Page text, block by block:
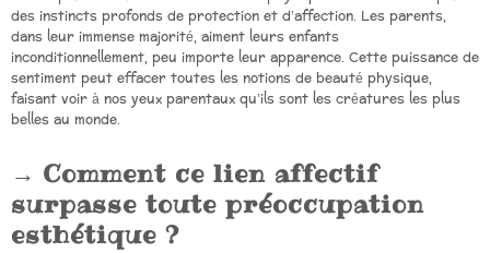
des instincts profonds de protection et d’affection. Les parents,
dans leur immense majorité, aiment leurs enfants
inconditionnellement, peu importe leur apparence. Cette puissance de
sentiment peut effacer toutes les notions de beauté physique,
faisant voir à nos yeux parentaux qu’ils sont les créatures les plus
belles au monde.
Comment ce lien affectif
surpasse toute préoccupation
esthétique ?